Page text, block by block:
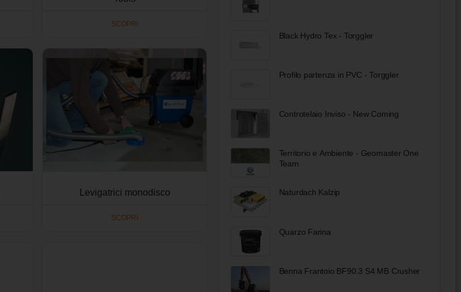
SCOPRI
Levigatrici monodisco
SCOPRI
Black Hydro Tex - Torggler
Profilo partenza in PVC - Torggler
Controtelaio Inviso - New Coming
Territorio e Ambiente - Geomaster One
Team
Naturdach Kalzip
Quarzo Farina
Benna Frantoio BF90.3 S4 MB Crusher